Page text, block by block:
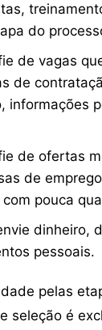
do
de vagas
de
informações
de ofertas
de
com pouca
dinheiro,
pessoais.
pelas
seleção é